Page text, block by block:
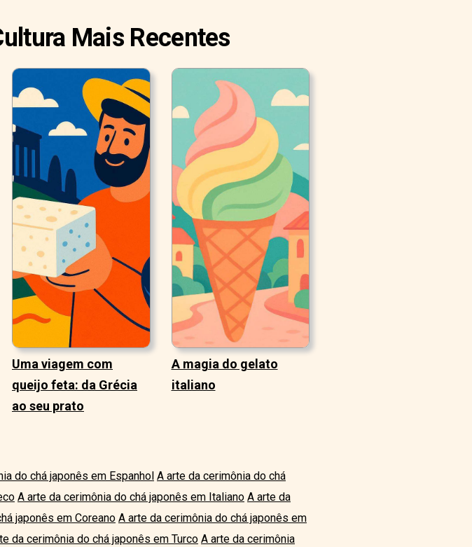
Mais Recentes
Uma viagem com
queijo feta: da Grécia
ao seu prato
A magia do gelato
italiano
do chá japonês em Espanhol A arte da cerimônia do chá
A arte da cerimônia do chá japonês em Italiano A arte da
japonês em Coreano A arte da cerimônia do chá japonês em
da cerimônia do chá japonês em Turco A arte da cerimônia